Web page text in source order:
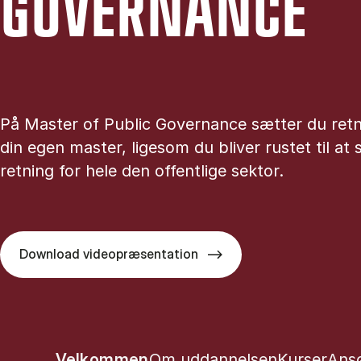
GOVER­NAN­CE
På Master of Public Governance sætter du
din egen master, ligesom du bliver rustet til at
retning for hele den offentlige sektor.
Download videopræsentation